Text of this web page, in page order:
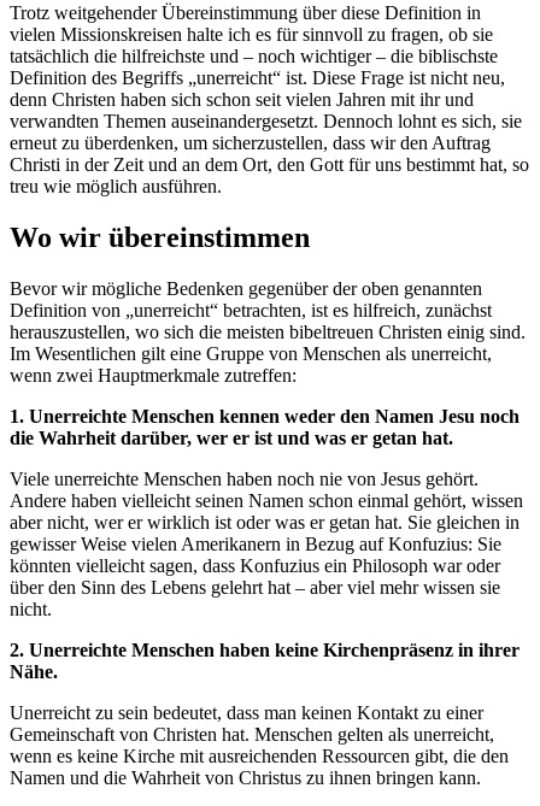
Trotz weitgehender Übereinstimmung über diese Definition in
vielen Missionskreisen halte ich es für sinnvoll zu fragen, ob sie
tatsächlich die hilfreichste und – noch wichtiger – die biblischste
Definition des Begriffs „unerreicht“ ist. Diese Frage ist nicht neu,
denn Christen haben sich schon seit vielen Jahren mit ihr und
verwandten Themen auseinandergesetzt. Dennoch lohnt es sich, sie
erneut zu überdenken, um sicherzustellen, dass wir den Auftrag
Christi in der Zeit und an dem Ort, den Gott für uns bestimmt hat, so
treu wie möglich ausführen.
Wo wir übereinstimmen
Bevor wir mögliche Bedenken gegenüber der oben genannten
Definition von „unerreicht“ betrachten, ist es hilfreich, zunächst
herauszustellen, wo sich die meisten bibeltreuen Christen einig sind.
Im Wesentlichen gilt eine Gruppe von Menschen als unerreicht,
wenn zwei Hauptmerkmale zutreffen:
1. Unerreichte Menschen kennen weder den Namen Jesu noch
die Wahrheit darüber, wer er ist und was er getan hat.
Viele unerreichte Menschen haben noch nie von Jesus gehört.
Andere haben vielleicht seinen Namen schon einmal gehört, wissen
aber nicht, wer er wirklich ist oder was er getan hat. Sie gleichen in
gewisser Weise vielen Amerikanern in Bezug auf Konfuzius: Sie
könnten vielleicht sagen, dass Konfuzius ein Philosoph war oder
über den Sinn des Lebens gelehrt hat – aber viel mehr wissen sie
nicht.
2. Unerreichte Menschen haben keine Kirchenpräsenz in ihrer
Nähe.
Unerreicht zu sein bedeutet, dass man keinen Kontakt zu einer
Gemeinschaft von Christen hat. Menschen gelten als unerreicht,
wenn es keine Kirche mit ausreichenden Ressourcen gibt, die den
Namen und die Wahrheit von Christus zu ihnen bringen kann.